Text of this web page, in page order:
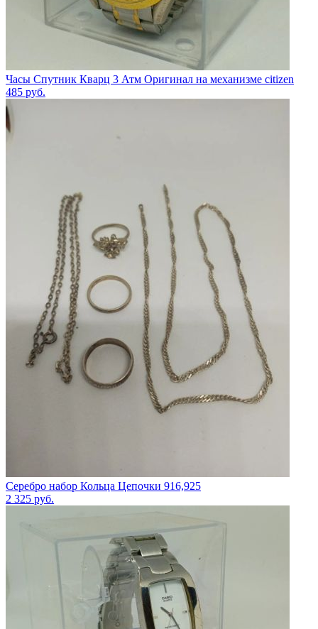
Часы Спутник Кварц 3 Атм Оригинал на механизме citizen
485 руб.
Серебро набор Кольца Цепочки 916,925
2 325 руб.